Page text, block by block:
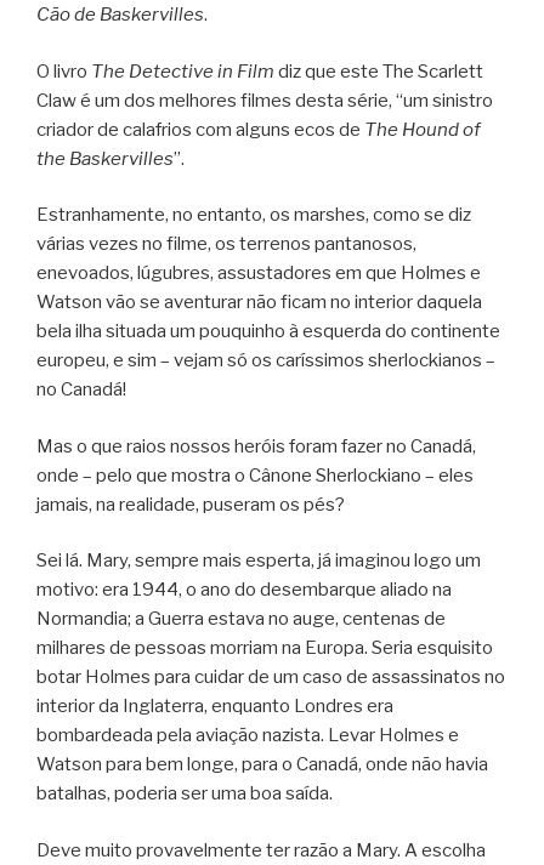
Cão de Baskervilles.
O livro The Detective in Film diz que este The Scarlett
Claw é um dos melhores filmes desta série, “um sinistro
criador de calafrios com alguns ecos de The Hound of
the Baskervilles”.
Estranhamente, no entanto, os marshes, como se diz
várias vezes no filme, os terrenos pantanosos,
enevoados, lúgubres, assustadores em que Holmes e
Watson vão se aventurar não ficam no interior daquela
bela ilha situada um pouquinho à esquerda do continente
europeu, e sim – vejam só os caríssimos sherlockianos –
no Canadá!
Mas o que raios nossos heróis foram fazer no Canadá,
onde – pelo que mostra o Cânone Sherlockiano – eles
jamais, na realidade, puseram os pés?
Sei lá. Mary, sempre mais esperta, já imaginou logo um
motivo: era 1944, o ano do desembarque aliado na
Normandia; a Guerra estava no auge, centenas de
milhares de pessoas morriam na Europa. Seria esquisito
botar Holmes para cuidar de um caso de assassinatos no
interior da Inglaterra, enquanto Londres era
bombardeada pela aviação nazista. Levar Holmes e
Watson para bem longe, para o Canadá, onde não havia
batalhas, poderia ser uma boa saída.
Deve muito provavelmente ter razão a Mary. A escolha